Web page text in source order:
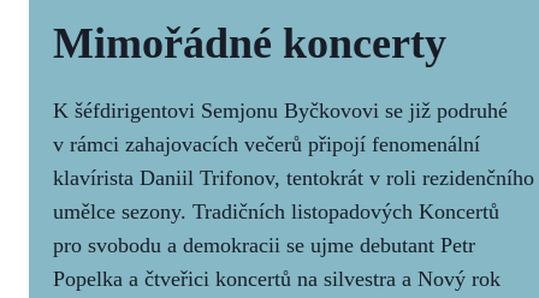
Mimořádné koncerty
K šéfdirigentovi Semjonu Byčkovovi se již podruhé
v rámci zahajovacích večerů připojí fenomenální
klavírista Daniil Trifonov, tentokrát v roli rezidenčního
umělce sezony. Tradičních listopadových Koncertů
pro svobodu a demokracii se ujme debutant Petr
Popelka a čtveřici koncertů na silvestra a Nový rok